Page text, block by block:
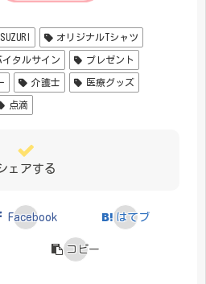
SUZURI オリジナルTシャツ
イタルサイン プレゼント
介護士 医療グッズ
点滴
ェアする
Facebook はてブ
コピー